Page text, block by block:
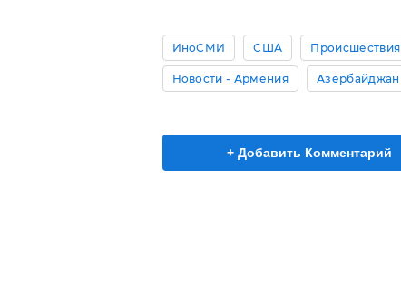
ИноСМИ США Происшествия
Новости - Армения Азербайджан
+ Добавить Комментарий